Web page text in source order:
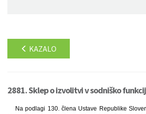
KAZALO
2881. Sklep o izvolitvi v sodniško
Na podlagi 130. člena Ustave Republike